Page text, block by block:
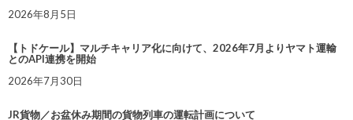
2026年8月5日
【トドケール】マルチキャリア化に向けて、2026年7月よりヤマト運輸
とのAPI連携を開始
2026年7月30日
JR貨物／お盆休み期間の貨物列車の運転計画について